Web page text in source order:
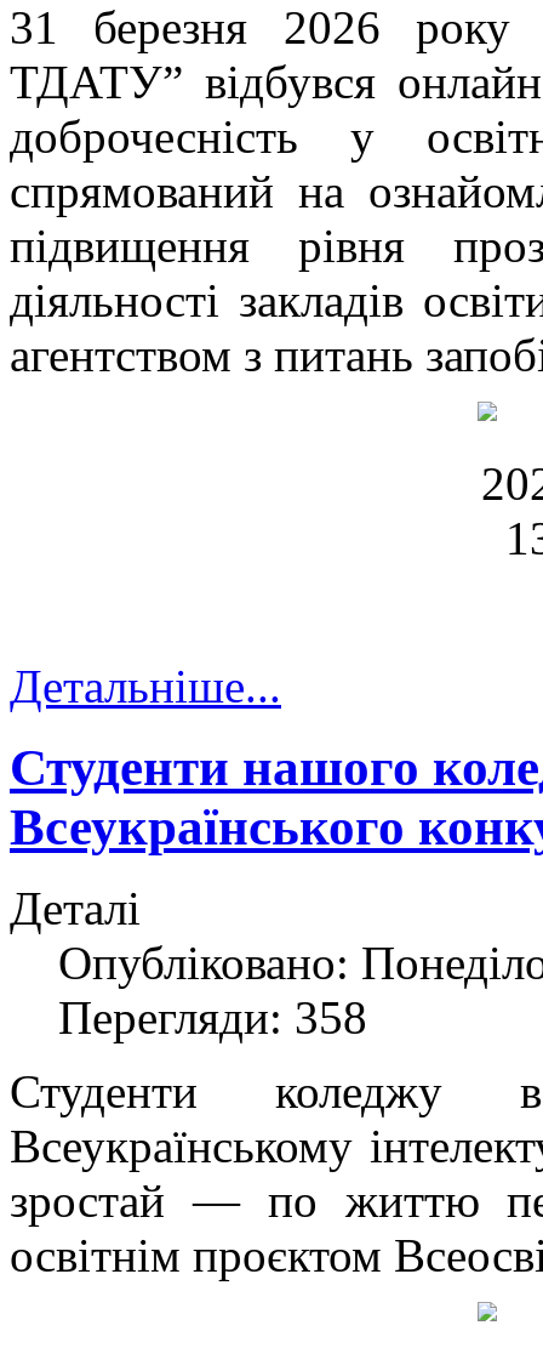
31 березня 2026
ТДАТУ” відбувся
доброчесність у
спрямований на
підвищення рівня
діяльності закладів
агентством з питань
Детальніше...
Студенти нашого
Всеукраїнського
Деталі
Опубліковано:
Перегляди: 358
Студенти коледжу
Всеукраїнському
зростай — по життю
освітнім проєктом